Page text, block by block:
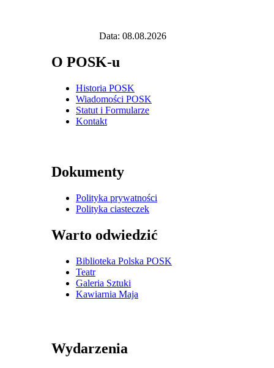
Data: 08.08.2026
O POSK-u
Historia POSK
Wiadomości POSK
Statut i Formularze
Kontakt
Dokumenty
Polityka prywatności
Polityka ciasteczek
Warto odwiedzić
Biblioteka Polska POSK
Teatr
Galeria Sztuki
Kawiarnia Maja
Wydarzenia